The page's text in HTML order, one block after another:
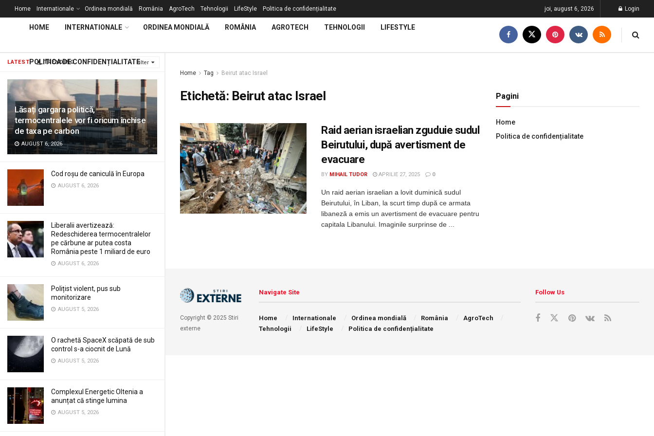
LATEST TRENDING Filter
Lăsați gargara politică,
termocentralele vor fi oricum închise
de taxa pe carbon
AUGUST 6, 2026
Cod roșu de caniculă în Europa
AUGUST 6, 2026
Liberalii avertizează:
Redeschiderea termocentralelor
pe cărbune ar putea costa
România peste 1 miliard de euro
AUGUST 6, 2026
Polițist violent, pus sub
monitorizare
AUGUST 5, 2026
O rachetă SpaceX scăpată de sub
control s-a ciocnit de Lună
AUGUST 5, 2026
Complexul Energetic Oltenia a
anunțat că stinge lumina
AUGUST 5, 2026
Home Internationale Ordinea mondială România AgroTech Tehnologii LifeStyle Politica de confidențialitate joi, august 6, 2026 Login
HOME INTERNATIONALE ORDINEA MONDIALĂ ROMÂNIA AGROTECH TEHNOLOGII LIFESTYLE
POLITICA DE CONFIDENȚIALITATE
Home Tag Beirut atac Israel
Etichetă: Beirut atac Israel
Raid aerian israelian zguduie sudul
Beirutului, după avertisment de
evacuare
BY MIHAIL TUDOR APRILIE 27, 2025 0
Un raid aerian israelian a lovit duminică sudul
Beirutului, în Liban, la scurt timp după ce armata
libaneză a emis un avertisment de evacuare pentru
capitala Libanului. Imaginile surprinse de ...
Pagini
Home
Politica de confidențialitate
Copyright © 2025 Stiri
externe
Navigate Site
Home Internationale Ordinea mondială România
AgroTech
Tehnologii
LifeStyle Politica de confidențialitate
Follow Us